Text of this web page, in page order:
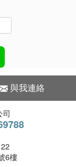
與我連絡
司
6樓